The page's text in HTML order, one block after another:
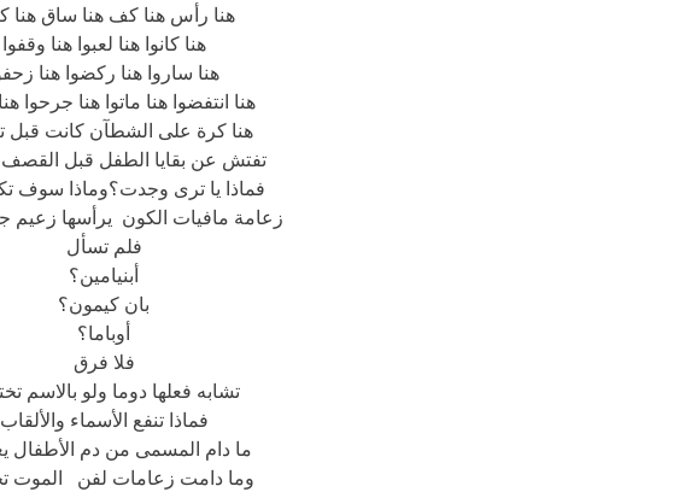
هنا رأس هنا كف هنا ساق هنا
هنا كانوا هنا لعبوا هنا وقفوا
هنا ساروا هنا ركضوا هنا
هنا انتفضوا هنا ماتوا هنا جرحوا
هنا كرة على الشطآن كانت قبل
تفتش عن بقايا الطفل قبل القصف
فماذا يا ترى وجدت؟وماذا سوف
زعامة مافيات الكون يرأسها
فلم تسأل
أبنيامين؟
بان كيمون؟
أوباما؟
فلا فرق
تشابه فعلها دوما ولو بالاسم
فماذا تنفع الأسماء والألقاب
ما دام المسمى من دم الأطفال
وما دامت زعامات لفن الموت